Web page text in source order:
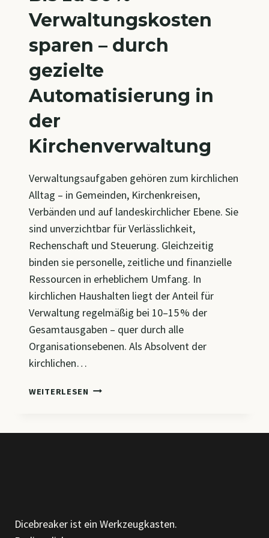
Verwaltungskosten
sparen – durch
gezielte
Automatisierung in
der
Kirchenverwaltung
Verwaltungsaufgaben gehören zum kirchlichen
Alltag – in Gemeinden, Kirchenkreisen,
Verbänden und auf landeskirchlicher Ebene. Sie
sind unverzichtbar für Verlässlichkeit,
Rechenschaft und Steuerung. Gleichzeitig
binden sie personelle, zeitliche und finanzielle
Ressourcen in erheblichem Umfang. In
kirchlichen Haushalten liegt der Anteil für
Verwaltung regelmäßig bei 10–15 % der
Gesamtausgaben – quer durch alle
Organisationsebenen. Als Absolvent der
kirchlichen…
WEITERLESEN BIS
DER
Dicebreaker ist ein Werkzeugkasten.